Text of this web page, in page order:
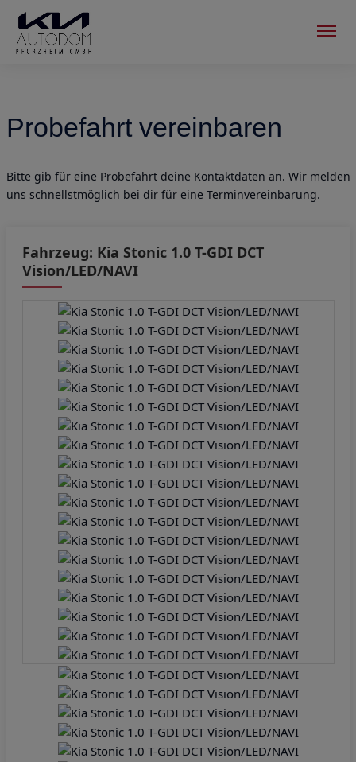
Menu
Probefahrt vereinbaren
Bitte gib für eine Probefahrt deine Kontaktdaten an. Wir melden
uns schnellstmöglich bei dir für eine Terminvereinbarung.
Fahrzeug: Kia Stonic 1.0 T-GDI DCT
Vision/LED/NAVI